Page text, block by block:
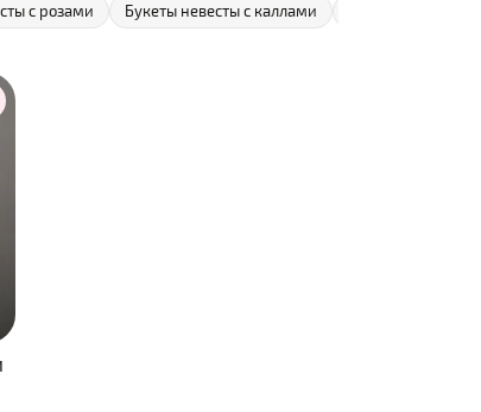
с розами Букеты невесты с каллами